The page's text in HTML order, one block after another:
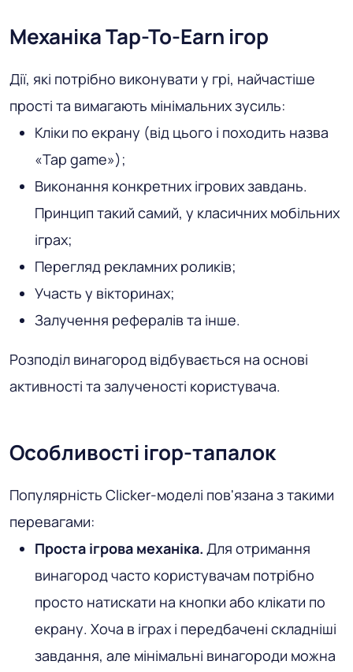
Механіка Tap-To-Earn ігор
Дії, які потрібно виконувати у грі, найчастіше
прості та вимагають мінімальних зусиль:
Кліки по екрану (від цього і походить назва
«Tap game»);
Виконання конкретних ігрових завдань.
Принцип такий самий, у класичних мобільних
іграх;
Перегляд рекламних роликів;
Участь у вікторинах;
Залучення рефералів та інше.
Розподіл винагород відбувається на основі
активності та залученості користувача.
Особливості ігор-тапалок
Популярність Clicker-моделі пов'язана з такими
перевагами:
Проста ігрова механіка. Для отримання
винагород часто користувачам потрібно
просто натискати на кнопки або клікати по
екрану. Хоча в іграх і передбачені складніші
завдання, але мінімальні винагороди можна